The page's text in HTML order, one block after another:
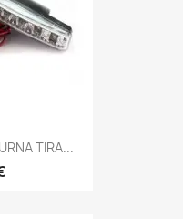
TIRA...